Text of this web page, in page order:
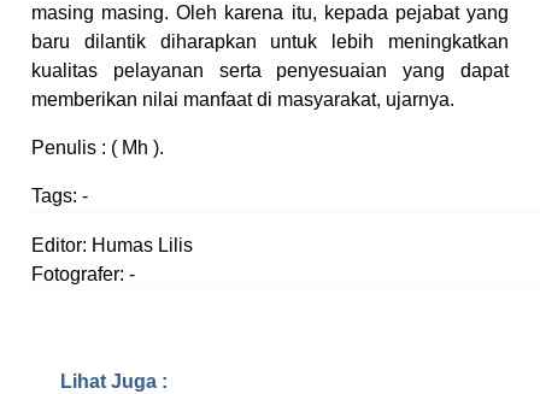
masing masing. Oleh karena itu, kepada pejabat yang
baru dilantik diharapkan untuk lebih meningkatkan
kualitas pelayanan serta penyesuaian yang dapat
memberikan nilai manfaat di masyarakat, ujarnya.
Penulis : ( Mh ).
Tags: -
Editor: Humas Lilis
Fotografer: -
Lihat Juga :